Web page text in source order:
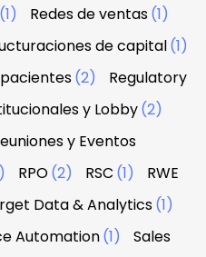
(1) Redes de ventas(1)
de capital(1)
(2)
Regulatory
y Lobby(2)
y Eventos
RPO(2) RSC (1)
RWE
Data & Analytics(1)
Automation(1)
Sales